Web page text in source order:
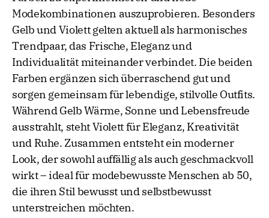
Modekombinationen auszuprobieren. Besonders
Gelb und Violett gelten aktuell als harmonisches
Trendpaar, das Frische, Eleganz und
Individualität miteinander verbindet. Die beiden
Farben ergänzen sich überraschend gut und
sorgen gemeinsam für lebendige, stilvolle Outfits.
Während Gelb Wärme, Sonne und Lebensfreude
ausstrahlt, steht Violett für Eleganz, Kreativität
und Ruhe. Zusammen entsteht ein moderner
Look, der sowohl auffällig als auch geschmackvoll
wirkt – ideal für modebewusste Menschen ab 50,
die ihren Stil bewusst und selbstbewusst
unterstreichen möchten.